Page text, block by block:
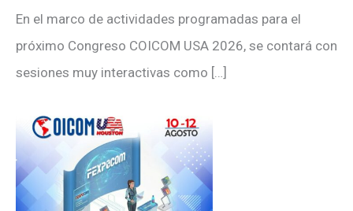
En el marco de actividades programadas para el
próximo Congreso COICOM USA 2026, se contará con
sesiones muy interactivas como […]